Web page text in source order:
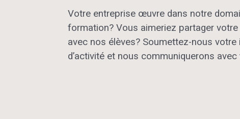
Votre entreprise œuvre dans notre
formation? Vous aimeriez partager
avec nos élèves? Soumettez-nous votre
d’activité et nous communiquerons avec